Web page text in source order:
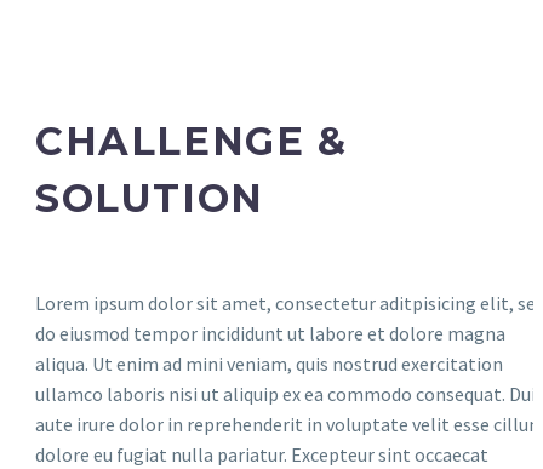
CHALLENGE &
SOLUTION
Lorem ipsum dolor sit amet, consectetur aditpisicing elit,
do eiusmod tempor incididunt ut labore et dolore magna
aliqua. Ut enim ad mini veniam, quis nostrud exercitation
ullamco laboris nisi ut aliquip ex ea commodo consequat. Duis
aute irure dolor in reprehenderit in voluptate velit esse
dolore eu fugiat nulla pariatur. Excepteur sint occaecat